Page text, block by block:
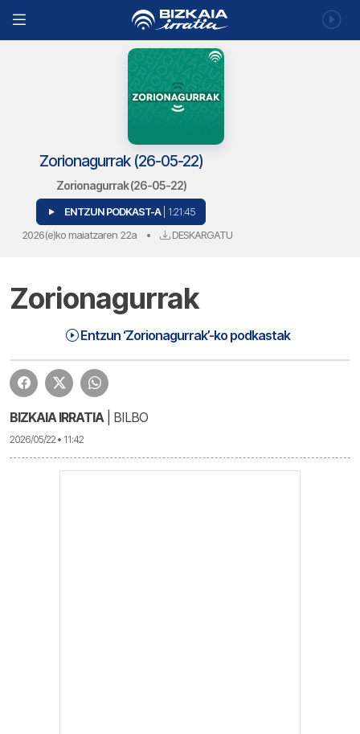
Zorionagurrak (26-05-22)
Zorionagurrak (26-05-22)
ENTZUN PODKAST-A | 1:21:45
2026(e)ko maiatzaren 22a • DESKARGATU
Zorionagurrak
Entzun ‘Zorionagurrak’-ko podkastak
1:21:45 Zorionagurrak (26-05-22) | Zorionagurrak
BIZKAIA IRRATIA| BILBO
2026/05/22 • 11:42